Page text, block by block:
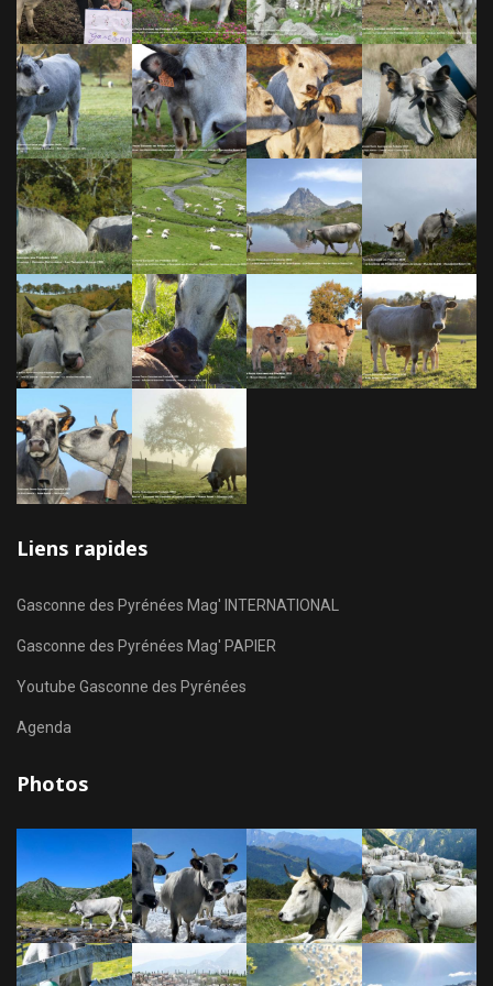
Liens rapides
Gasconne des Pyrénées Mag' INTERNATIONAL
Gasconne des Pyrénées Mag' PAPIER
Youtube Gasconne des Pyrénées
Agenda
Photos